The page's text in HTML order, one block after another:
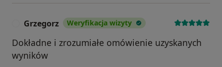
Grzegorz Weryfikacja wizyty
Dokładne i zrozumiałe omówienie uzyskanych
wyników